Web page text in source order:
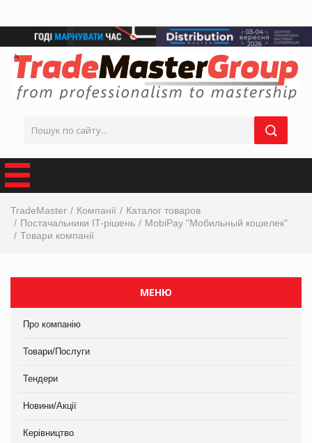
TradeMaster Компанії
Каталог товаров
Постачальники IT-рішень
MobiPay "Мобильный кошелек"
Товари компанії
МЕНЮ
Про компанію
Товари/Послуги
Тендери
Новини/Акції
Керівництво